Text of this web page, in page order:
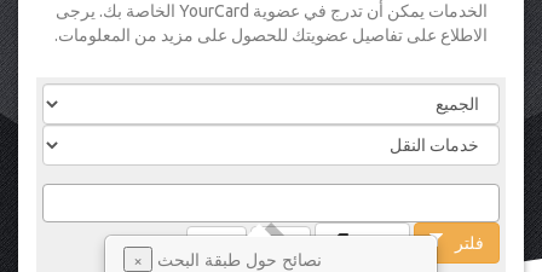
الخدمات يمكن أن تدرج في عضوية YourCard الخاصة بك. يرجى
الاطلاع على تفاصيل عضويتك للحصول على مزيد من المعلومات.
نصائح حول طبقة البحث
×
فلتر